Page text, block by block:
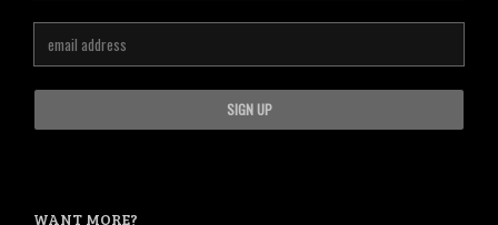
WANT MORE?